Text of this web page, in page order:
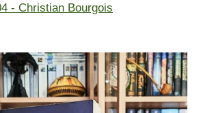
- Christian Bourgois